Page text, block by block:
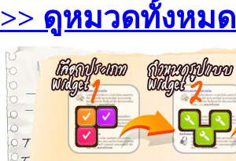
>> ดูหมวดทั้งหมด